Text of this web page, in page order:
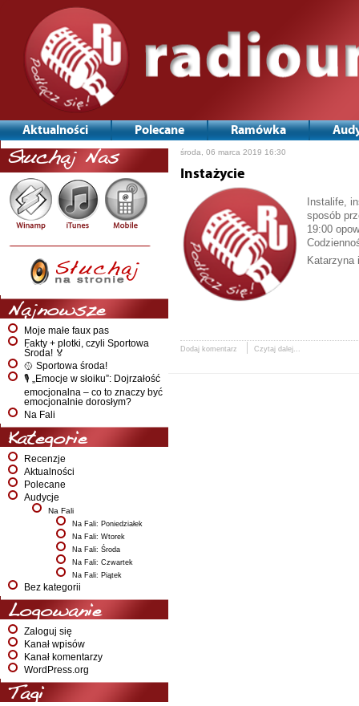
Aktualności Polecane Ramówka
Słuchaj Nas
Najnowsze
Moje małe faux pas
Fakty + plotki, czyli Sportowa
Środa! 🏅
🥎 Sportowa środa!
🎙️ „Emocje w słoiku”: Dojrzałość
emocjonalna – co to znaczy być
emocjonalnie dorosłym?
Na Fali
Kategorie
Recenzje
Aktualności
Polecane
Audycje
Na Fali
Na Fali: Poniedziałek
Na Fali: Wtorek
Na Fali: Środa
Na Fali: Czwartek
Na Fali: Piątek
Bez kategorii
Logowanie
Zaloguj się
Kanał wpisów
Kanał komentarzy
WordPress.org
Tagi
środa, 06 marca 2019 16:30
Instażycie
Instalife,
sposób
19:00
Katarzyna
Dodaj komentarz Czytaj dalej...